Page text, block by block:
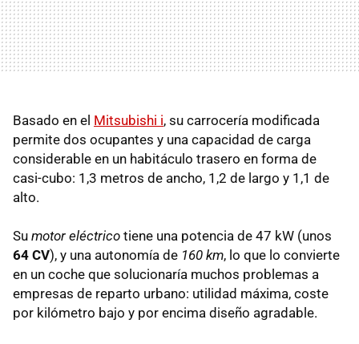
Basado en el Mitsubishi i, su carrocería modificada
permite dos ocupantes y una capacidad de carga
considerable en un habitáculo trasero en forma de
casi-cubo: 1,3 metros de ancho, 1,2 de largo y 1,1 de
alto.
Su motor eléctrico tiene una potencia de 47 kW (unos
64 CV), y una autonomía de 160 km, lo que lo convierte
en un coche que solucionaría muchos problemas a
empresas de reparto urbano: utilidad máxima, coste
por kilómetro bajo y por encima diseño agradable.